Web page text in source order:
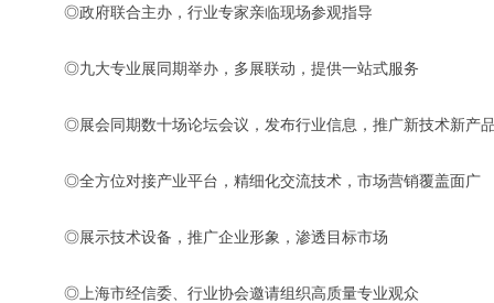
◎政府联合主办，行业专家亲临现场参观指导
◎九大专业展同期举办，多展联动，提供一站式服务
◎展会同期数十场论坛会议，发布行业信息，推广新技术新产
◎全方位对接产业平台，精细化交流技术，市场营销覆盖面广
◎展示技术设备，推广企业形象，渗透目标市场
◎上海市经信委、行业协会邀请组织高质量专业观众